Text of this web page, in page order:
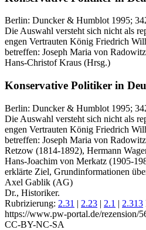
Berlin: Duncker & Humblot 1995;
Die Auswahl versteht sich nicht als
engen Vertrauten König Friedrich
betreffen: Joseph Maria von
Hans-Christof Kraus (Hrsg.)
Konservative Politiker in
Berlin: Duncker & Humblot 1995;
Die Auswahl versteht sich nicht als
engen Vertrauten König Friedrich
betreffen: Joseph Maria von
Retzow (1814-1892), Hermann
Hans-Joachim von Merkatz (1905-
erklärte Ziel, Grundinformationen
Axel Gablik (AG)
Dr., Historiker.
Rubrizierung: 2.31 | 2.23 | 2.1 | 2.313
https://www.pw-portal.de/rezension/
CC-BY-NC-SA